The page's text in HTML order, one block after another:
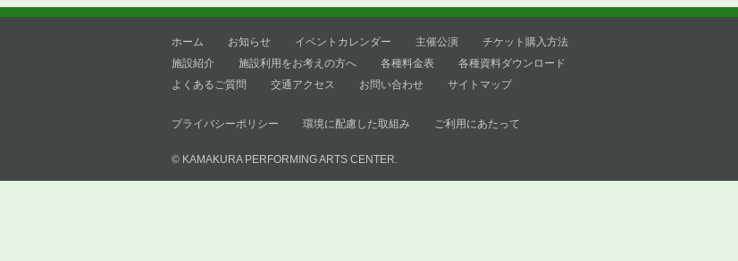
ホーム お知らせ イベントカレンダー 主催公演
チケット購入方法
施設紹介
施設利用をお考えの方へ 各種料金表
各種資料ダウンロード
よくあるご質問
交通アクセス お問い合わせ サイトマップ
プライバシーポリシー 環境に配慮した取組み ご利用にあたって
© KAMAKURA PERFORMING ARTS CENTER.